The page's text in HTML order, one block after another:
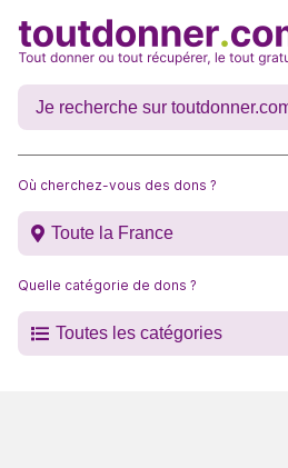
Où cherchez-vous des dons ?
Toute la France
Quelle catégorie de dons ?
Toutes les catégories